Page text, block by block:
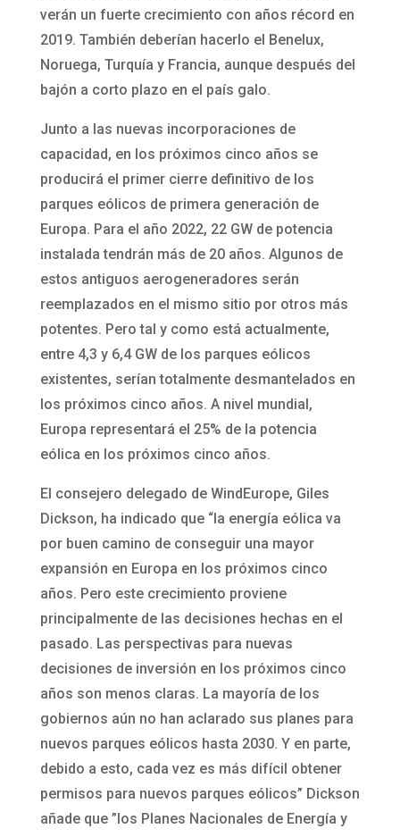
verán un fuerte crecimiento con años récord en
2019. También deberían hacerlo el Benelux,
Noruega, Turquía y Francia, aunque después del
bajón a corto plazo en el país galo.
Junto a las nuevas incorporaciones de
capacidad, en los próximos cinco años se
producirá el primer cierre definitivo de los
parques eólicos de primera generación de
Europa. Para el año 2022, 22 GW de potencia
instalada tendrán más de 20 años. Algunos de
estos antiguos aerogeneradores serán
reemplazados en el mismo sitio por otros más
potentes. Pero tal y como está actualmente,
entre 4,3 y 6,4 GW de los parques eólicos
existentes, serían totalmente desmantelados en
los próximos cinco años. A nivel mundial,
Europa representará el 25% de la potencia
eólica en los próximos cinco años.
El consejero delegado de WindEurope, Giles
Dickson, ha indicado que “la energía eólica va
por buen camino de conseguir una mayor
expansión en Europa en los próximos cinco
años. Pero este crecimiento proviene
principalmente de las decisiones hechas en el
pasado. Las perspectivas para nuevas
decisiones de inversión en los próximos cinco
años son menos claras. La mayoría de los
gobiernos aún no han aclarado sus planes para
nuevos parques eólicos hasta 2030. Y en parte,
debido a esto, cada vez es más difícil obtener
permisos para nuevos parques eólicos” Dickson
añade que ”los Planes Nacionales de Energía y